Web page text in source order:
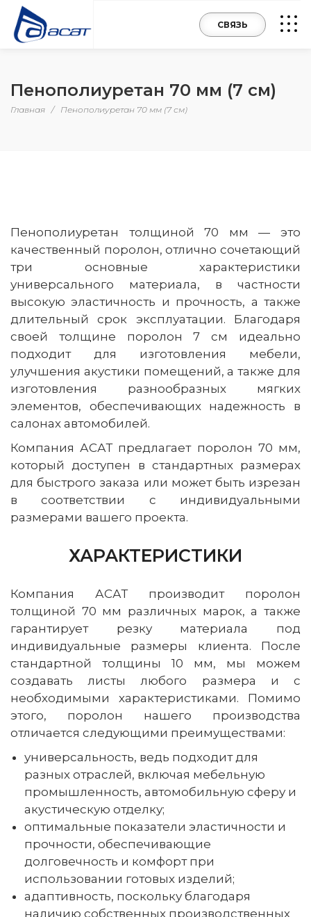
СВЯЗЬ
Пенополиуретан 70 мм (7 см)
Главная / Пенополиуретан 70 мм (7 см)
Пенополиуретан толщиной 70 мм — это
качественный поролон, отлично сочетающий
три основные характеристики
универсального материала, в частности
высокую эластичность и прочность, а также
длительный срок эксплуатации. Благодаря
своей толщине поролон 7 см идеально
подходит для изготовления мебели,
улучшения акустики помещений, а также для
изготовления разнообразных мягких
элементов, обеспечивающих надежность в
салонах автомобилей.
Компания АСАТ предлагает поролон 70 мм,
который доступен в стандартных размерах
для быстрого заказа или может быть изрезан
в соответствии с индивидуальными
размерами вашего проекта.
ХАРАКТЕРИСТИКИ
Компания АСАТ производит поролон
толщиной 70 мм различных марок, а также
гарантирует резку материала под
индивидуальные размеры клиента. После
стандартной толщины 10 мм, мы можем
создавать листы любого размера и с
необходимыми характеристиками. Помимо
этого, поролон нашего производства
отличается следующими преимуществами:
универсальность, ведь подходит для
разных отраслей, включая мебельную
промышленность, автомобильную сферу и
акустическую отделку;
оптимальные показатели эластичности и
прочности, обеспечивающие
долговечность и комфорт при
использовании готовых изделий;
адаптивность, поскольку благодаря
наличию собственных производственных